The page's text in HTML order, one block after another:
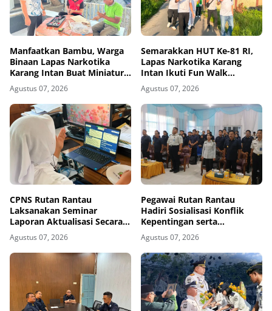
Manfaatkan Bambu, Warga
Binaan Lapas Narkotika
Karang Intan Buat Miniatur
Gantungan Kunci Abjad
Agustus 07, 2026
Semarakkan HUT Ke-81 RI,
Lapas Narkotika Karang
Intan Ikuti Fun Walk
Kemenimipas Kalsel
Agustus 07, 2026
CPNS Rutan Rantau
Laksanakan Seminar
Laporan Aktualisasi Secara
Virtual
Agustus 07, 2026
Pegawai Rutan Rantau
Hadiri Sosialisasi Konflik
Kepentingan serta
Monitoring dan Evaluasi
Caraka LHKAN di Kanwil
Ditjenpas Kalsel
Agustus 07, 2026